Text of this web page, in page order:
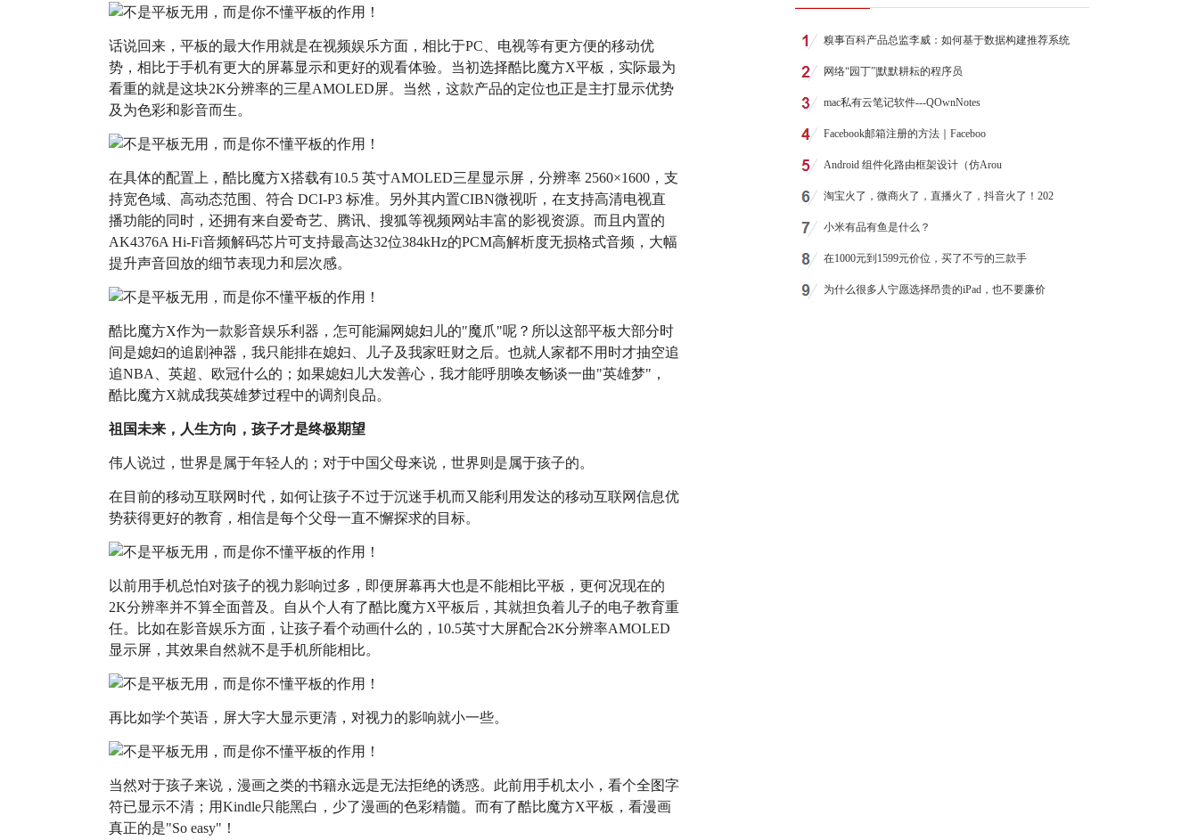
话说回来，平板的最大作用就是在视频娱乐方面，相比于PC、电视等有更方便的移动优
势，相比于手机有更大的屏幕显示和更好的观看体验。当初选择酷比魔方X平板，实际最为
看重的就是这块2K分辨率的三星AMOLED屏。当然，这款产品的定位也正是主打显示优势
及为色彩和影音而生。
在具体的配置上，酷比魔方X搭载有10.5 英寸AMOLED三星显示屏，分辨率 2560×1600，支
持宽色域、高动态范围、符合 DCI-P3 标准。另外其内置CIBN微视听，在支持高清电视直
播功能的同时，还拥有来自爱奇艺、腾讯、搜狐等视频网站丰富的影视资源。而且内置的
AK4376A Hi-Fi音频解码芯片可支持最高达32位384kHz的PCM高解析度无损格式音频，大幅
提升声音回放的细节表现力和层次感。
酷比魔方X作为一款影音娱乐利器，怎可能漏网媳妇儿的"魔爪"呢？所以这部平板大部分时
间是媳妇的追剧神器，我只能排在媳妇、儿子及我家旺财之后。也就人家都不用时才抽空追
追NBA、英超、欧冠什么的；如果媳妇儿大发善心，我才能呼朋唤友畅谈一曲"英雄梦"，
酷比魔方X就成我英雄梦过程中的调剂良品。
祖国未来，人生方向，孩子才是终极期望
伟人说过，世界是属于年轻人的；对于中国父母来说，世界则是属于孩子的。
在目前的移动互联网时代，如何让孩子不过于沉迷手机而又能利用发达的移动互联网信息优
势获得更好的教育，相信是每个父母一直不懈探求的目标。
以前用手机总怕对孩子的视力影响过多，即便屏幕再大也是不能相比平板，更何况现在的
2K分辨率并不算全面普及。自从个人有了酷比魔方X平板后，其就担负着儿子的电子教育重
任。比如在影音娱乐方面，让孩子看个动画什么的，10.5英寸大屏配合2K分辨率AMOLED
显示屏，其效果自然就不是手机所能相比。
再比如学个英语，屏大字大显示更清，对视力的影响就小一些。
当然对于孩子来说，漫画之类的书籍永远是无法拒绝的诱惑。此前用手机太小，看个全图字
符已显示不清；用Kindle只能黑白，少了漫画的色彩精髓。而有了酷比魔方X平板，看漫画
真正的是"So easy"！
糗事百科产品总监李威：如何基于数据构建推荐系统
网络“园丁”|默默耕耘的程序员
mac私有云笔记软件---QOwnNotes
Facebook邮箱注册的方法｜Faceboo
Android 组件化路由框架设计（仿Arou
淘宝火了，微商火了，直播火了，抖音火了！202
小米有品有鱼是什么？
在1000元到1599元价位，买了不亏的三款手
为什么很多人宁愿选择昂贵的iPad，也不要廉价